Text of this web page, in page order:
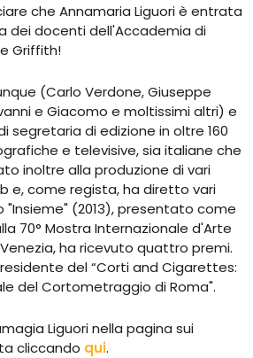
che Annamaria Liguori è entrata
dei docenti dell'Accademia di
Griffith!
(Carlo Verdone, Giuseppe
e Giacomo e moltissimi altri) e
segretaria di edizione in oltre 160
e televisive, sia italiane che
inoltre alla produzione di vari
e, come regista, ha diretto vari
(2013), presentato come
70° Mostra Internazionale d'Arte
ha ricevuto quattro premi.
del “Corti and Cigarettes:
del Cortometraggio di Roma".
Liguori nella pagina sui
cliccando qui.